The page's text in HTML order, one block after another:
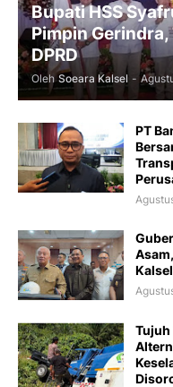
Bupati HSS
Pimpin
DPRD
Oleh Soeara Kalsel -
PT
Tujuh